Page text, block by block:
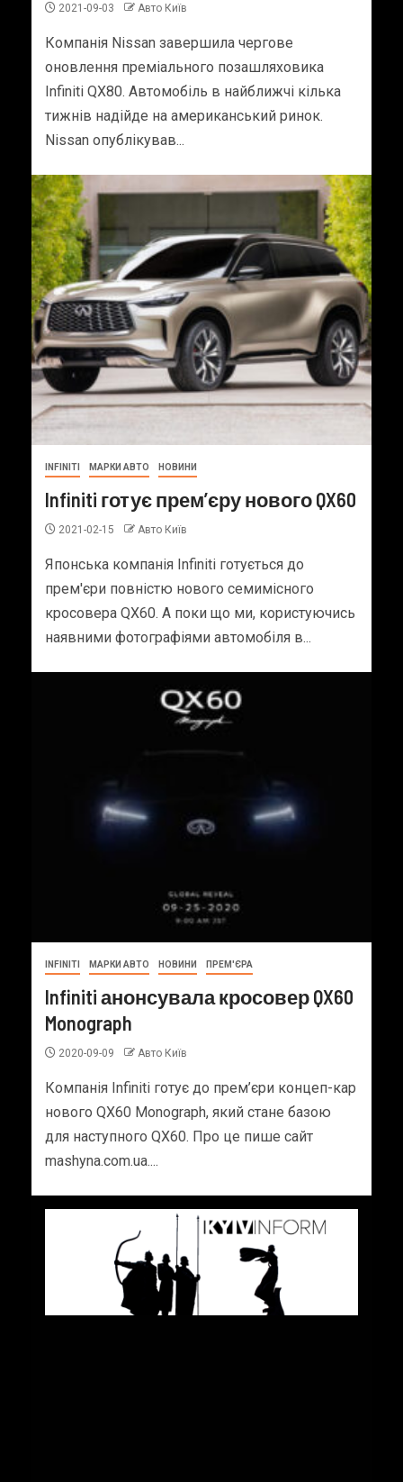
2021-09-03 Авто Київ
Компанія Nissan завершила чергове
оновлення преміального позашляховика
Infiniti QX80. Автомобіль в найближчі кілька
тижнів надійде на американський ринок.
Nissan опублікував...
INFINITI МАРКИ АВТО НОВИНИ
Infiniti готує прем’єру нового QX60
2021-02-15 Авто Київ
Японська компанія Infiniti готується до
прем'єри повністю нового семимісного
кросовера QX60. А поки що ми, користуючись
наявними фотографіями автомобіля в...
INFINITI МАРКИ АВТО НОВИНИ ПРЕМ'ЄРА
Infiniti анонсувала кросовер QX60
Monograph
2020-09-09 Авто Київ
Компанія Infiniti готує до прем’єри концеп-кар
нового QX60 Monograph, який стане базою
для наступного QX60. Про це пише сайт
mashyna.com.ua....